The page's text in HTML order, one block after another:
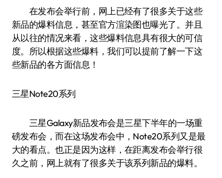
在发布会举行前，网上已经有了很多关于这些
新品的爆料信息，甚至官方渲染图也曝光了。并且
从以往的情况来看，这些爆料信息具有很大的可信
度。所以根据这些爆料，我们可以提前了解一下这
些新品的各方面信息！
三星Note20系列
三星Galaxy新品发布会是三星下半年的一场重
磅发布会，而在这场发布会中，Note20系列又是最
大的看点。也正是因为这样，在距离发布会举行很
久之前，网上就有了很多关于该系列新品的爆料。